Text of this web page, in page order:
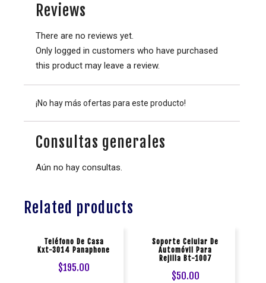
Reviews
There are no reviews yet.
Only logged in customers who have purchased
this product may leave a review.
¡No hay más ofertas para este producto!
Consultas generales
Aún no hay consultas.
Related products
Teléfono De Casa
Kxt-3014 Panaphone
$195.00
Soporte Celular De
Automóvil Para
Rejilla Bt-1007
$50.00